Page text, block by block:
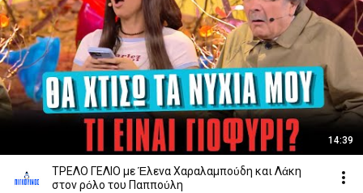
14:39
ΤΡΕΛΟ ΓΕΛΙΟ με Έλενα Χαραλαμπούδη και Λάκη
στον ρόλο του Παππούλη